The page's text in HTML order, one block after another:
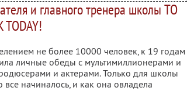
и главного тренера школы TO
TODAY!
не более 10000 человек, к 19 годам
личные обеды с мультимиллионерами и
и актерами. Только для школы
все начиналось, и как она овладела